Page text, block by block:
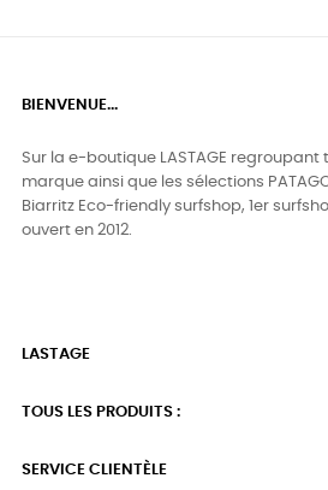
BIENVENUE...
Sur la e-boutique LASTAGE regroupant
marque ainsi que les sélections
Biarritz Eco-friendly surfshop, 1er
ouvert en 2012.
LASTAGE
TOUS LES PRODUITS :
SERVICE CLIENTÈLE